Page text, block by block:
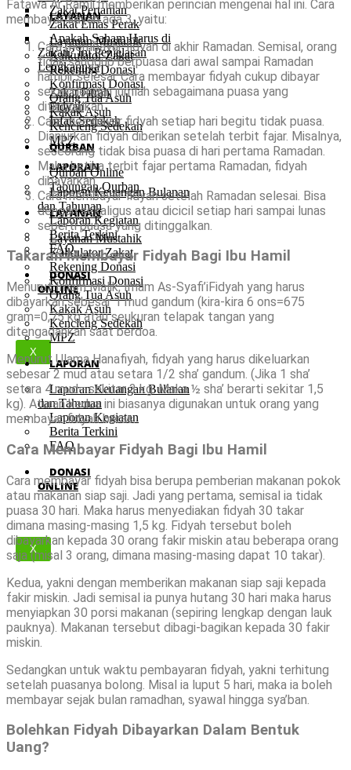
LAYANAN
Layanan Mustahik
Kalkulator Zakat
Rekening Donasi
Konfirmasi Donasi
Orang Tua Asuh
Kakak Asuh
Kencleng Sedekah
MPZ
LAPORAN
Laporan Keuangan Bulanan
dan Tahunan
Laporan Kegiatan
Berita Terkini
FAQ
DONASI
ONLINE
X
Zakat Pertanian
Zakat Emas Perak
Apakah Saham Harus di
Zakati? Ini Penjelasan
Lengkapnya
Zakat Fitrah
Fidyah
Infak Sedekah
QURBAN
Qurban Online
Tabungan Qurban
LAYANAN
Layanan Mustahik
Kalkulator Zakat
Rekening Donasi
Konfirmasi Donasi
Orang Tua Asuh
Kakak Asuh
Kencleng Sedekah
MPZ
LAPORAN
Laporan Keuangan Bulanan
dan Tahunan
Laporan Kegiatan
Berita Terkini
FAQ
DONASI
ONLINE
X
Fatawa Ar Ramli memberikan perincian mengenai hal ini. Cara
membayar fidyah ada 3, yaitu:
Cara membayar fidyah di akhir Ramadan. Semisal, orang
tidak sanggup berpuasa dari awal sampai Ramadan
hampir selesai. Cara membayar fidyah cukup dibayar
sekali dengan jumlah sebagaimana puasa yang
ditinggalkan.
Cara membayar fidyah setiap hari begitu tidak puasa.
Dianjurkan fidyah diberikan setelah terbit fajar. Misalnya,
seseorang tidak bisa puasa di hari pertama Ramadan.
Maka ketika terbit fajar pertama Ramadan, fidyah
dibayarkan.
Cara membayar fidyah setelah Ramadan selesai. Bisa
dengan sekaligus atau dicicil setiap hari sampai lunas
seperti puasa yang ditinggalkan.
Takaran Membayar Fidyah Bagi Ibu Hamil
Menurut Imam Malik, Imam As-Syafi’iFidyah yang harus
dibayarkan sebesar 1 mud gandum (kira-kira 6 ons=675
gram=0,75 kg atau seukuran telapak tangan yang
ditengadahkan saat berdoa.
Menurut Ulama Hanafiyah, fidyah yang harus dikeluarkan
sebesar 2 mud atau setara 1/2 sha’ gandum. (Jika 1 sha’
setara 4 mud= sekitar 3 kg. Maka ½ sha’ berarti sekitar 1,5
kg). Aturan kedua ini biasanya digunakan untuk orang yang
membayar fidyah beras.
Cara Membayar Fidyah Bagi Ibu Hamil
Cara membayar fidyah bisa berupa pemberian makanan pokok
atau makanan siap saji. Jadi yang pertama, semisal ia tidak
puasa 30 hari. Maka harus menyediakan fidyah 30 takar
dimana masing-masing 1,5 kg. Fidyah tersebut boleh
dibayarkan kepada 30 orang fakir miskin atau beberapa orang
saja (misal 3 orang, dimana masing-masing dapat 10 takar).
Kedua, yakni dengan memberikan makanan siap saji kepada
fakir miskin. Jadi semisal ia punya hutang 30 hari maka harus
menyiapkan 30 porsi makanan (sepiring lengkap dengan lauk
pauknya). Makanan tersebut dibagi-bagikan kepada 30 fakir
miskin.
Sedangkan untuk waktu pembayaran fidyah, yakni terhitung
setelah puasanya bolong. Misal ia luput 5 hari, maka ia boleh
membayar sejak bulan ramadhan, syawal hingga sya’ban.
Bolehkan Fidyah Dibayarkan Dalam Bentuk
Uang?